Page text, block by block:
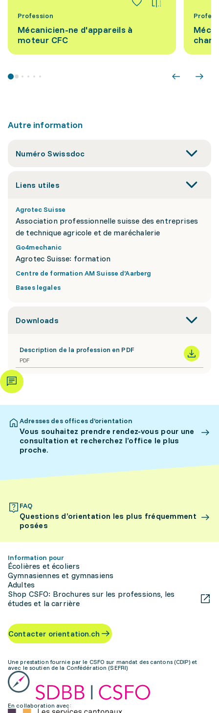
Profession
Mécanicien-ne d'appareils à
moteur CFC
Autre information
Numéro Swissdoc
Liens utiles
Agrotec Suisse
Association professionnelle suisse des entreprises
de technique agricole et de maréchalerie
Go4mechanic
Agrotec Suisse: formation
Centre de formation AM Suisse d'Aarberg
Bases legales
Downloads
Description de la profession en PDF
PDF
Adresses des offices d’orientation
Vous souhaitez prendre rendez-vous pour une
consultation et recherchez l’office le plus
proche.
FAQ
Questions d’orientation les plus fréquemment
posées
Information pour
Écolières et écoliers
Gymnasiennes et gymnasiens
Adultes
Shop CSFO: Brochures sur les professions, les
études et la carrière
Contacter orientation.ch
Une prestation fournie par le CSFO sur mandat des cantons (CDIP) et
avec le soutien de la Confédération (SEFRI)
En collaboration avec: